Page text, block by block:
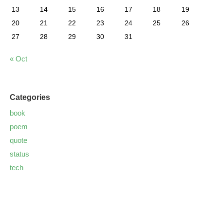
13
14 15 16 17 18
19
20
21 22 23 24 25
26
27
28 29 30 31
« Oct
Categories
book
poem
quote
status
tech